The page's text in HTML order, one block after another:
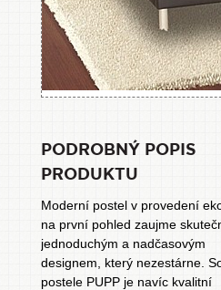
PODROBNÝ POPIS
PRODUKTU
Moderní postel v provedení
na první pohled zaujme
jednoduchým a nadčasovým
designem, který nezestárne.
postele PUPP je navíc kvalitní